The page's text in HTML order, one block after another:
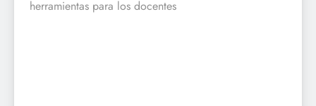
herramientas para los docentes